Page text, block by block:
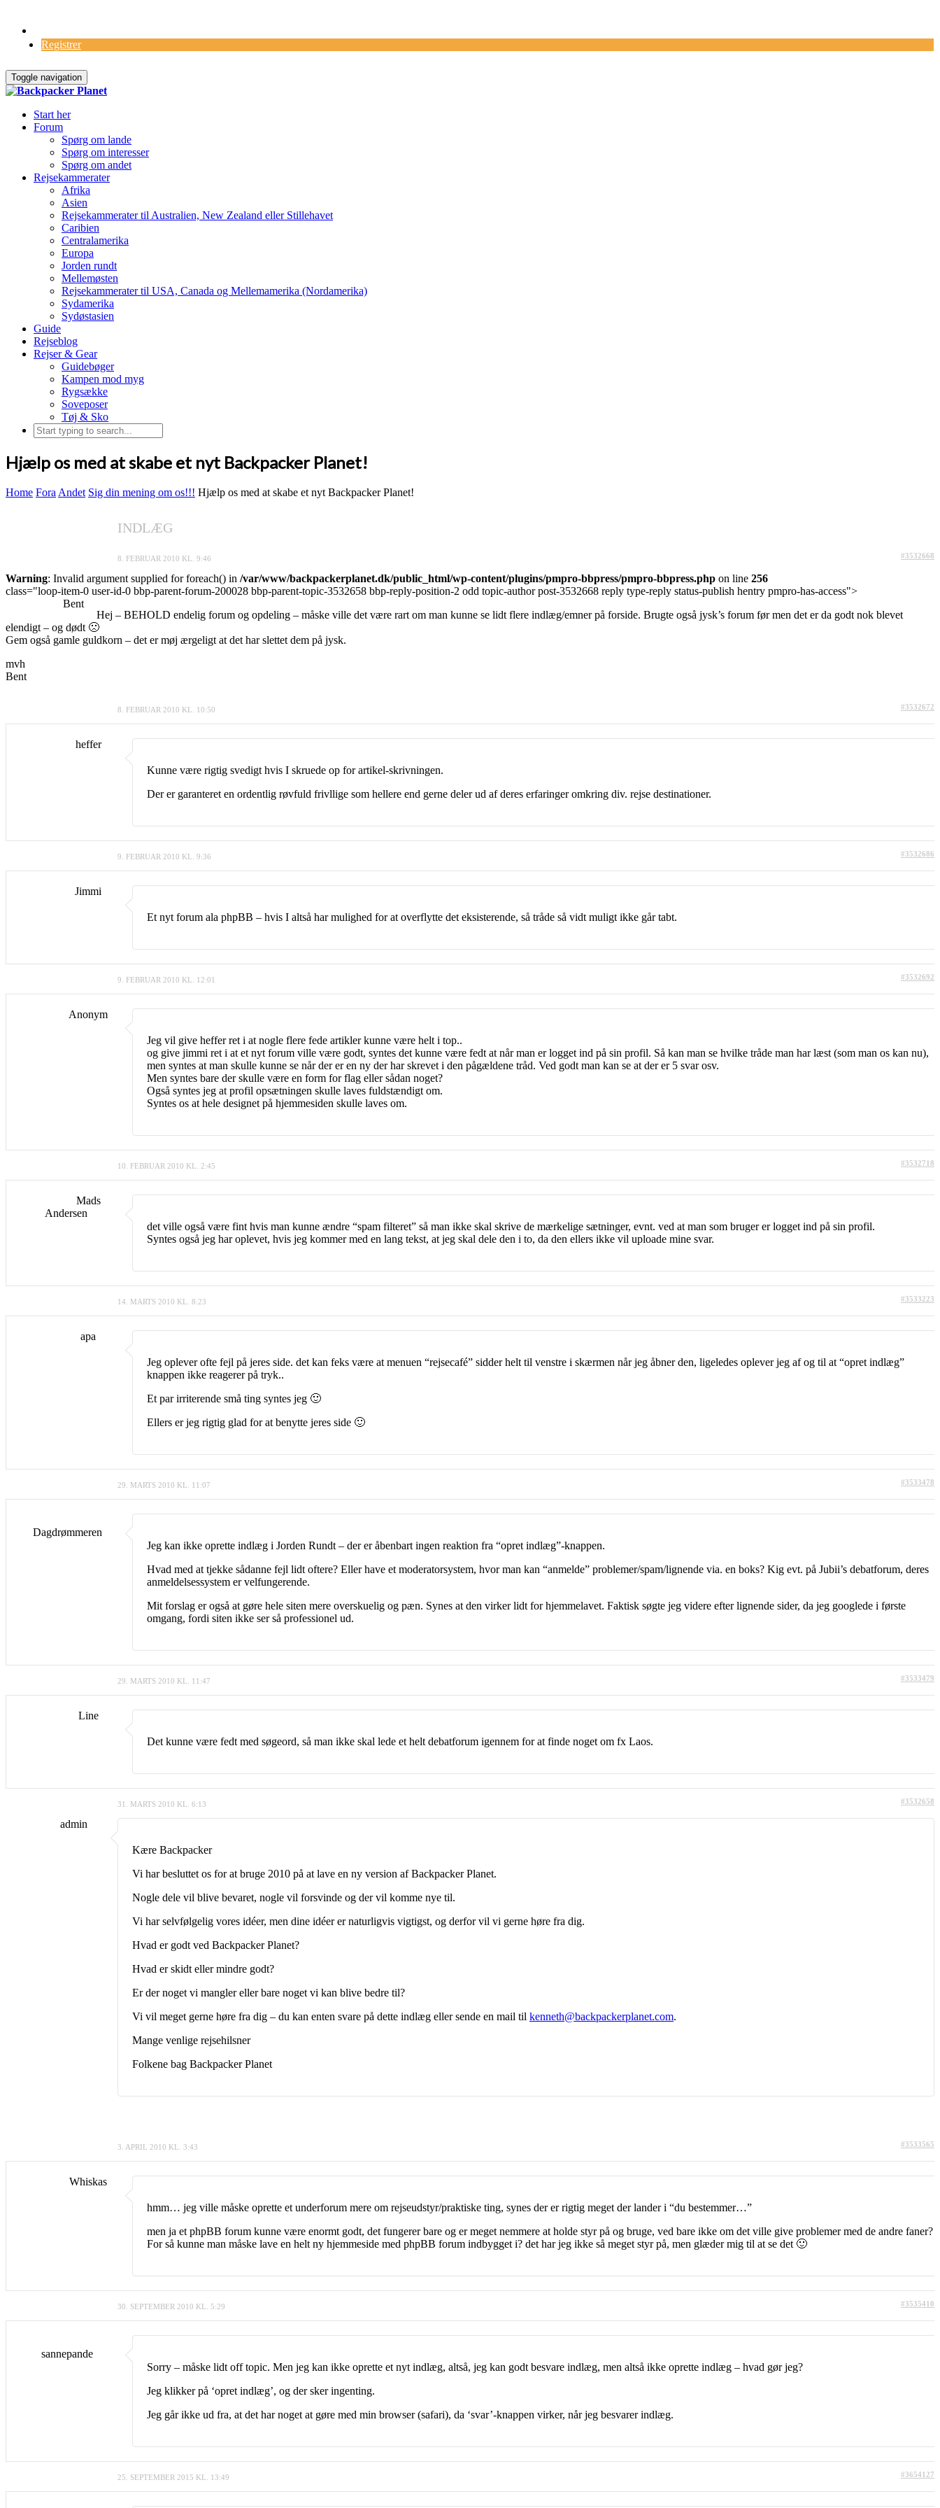
Registrer
Toggle navigation
Start her
Forum
Spørg om lande
Spørg om interesser
Spørg om andet
Rejsekammerater
Afrika
Asien
Rejsekammerater til Australien, New Zealand eller Stillehavet
Caribien
Centralamerika
Europa
Jorden rundt
Mellemøsten
Rejsekammerater til USA, Canada og Mellemamerika (Nordamerika)
Sydamerika
Sydøstasien
Guide
Rejseblog
Rejser & Gear
Guidebøger
Kampen mod myg
Rygsække
Soveposer
Tøj & Sko
Hjælp os med at skabe et nyt Backpacker Planet!
Home Fora Andet Sig din mening om os!!! Hjælp os med at skabe et nyt Backpacker Planet!
INDLÆG
8. FEBRUAR 2010 KL. 9:46 #3532668
Warning: Invalid argument supplied for foreach() in /var/www/backpackerplanet.dk/public_html/wp-content/plugins/pmpro-bbpress/pmpro-bbpress.php on line 256
class="loop-item-0 user-id-0 bbp-parent-forum-200028 bbp-parent-topic-3532658 bbp-reply-position-2 odd topic-author post-3532668 reply type-reply status-publish hentry pmpro-has-access">
Bent
Hej – BEHOLD endelig forum og opdeling – måske ville det være rart om man kunne se lidt flere indlæg/emner på forside. Brugte også jysk’s forum før men det er da godt nok blevet
elendigt – og dødt 🙁
Gem også gamle guldkorn – det er møj ærgeligt at det har slettet dem på jysk.
mvh
Bent
8. FEBRUAR 2010 KL. 10:50 #3532672
heffer
Kunne være rigtig svedigt hvis I skruede op for artikel-skrivningen.
Der er garanteret en ordentlig røvfuld frivllige som hellere end gerne deler ud af deres erfaringer omkring div. rejse destinationer.
9. FEBRUAR 2010 KL. 9:36 #3532686
Jimmi
Et nyt forum ala phpBB – hvis I altså har mulighed for at overflytte det eksisterende, så tråde så vidt muligt ikke går tabt.
9. FEBRUAR 2010 KL. 12:01 #3532692
Anonym
Jeg vil give heffer ret i at nogle flere fede artikler kunne være helt i top..
og give jimmi ret i at et nyt forum ville være godt, syntes det kunne være fedt at når man er logget ind på sin profil. Så kan man se hvilke tråde man har læst (som man os kan nu),
men syntes at man skulle kunne se når der er en ny der har skrevet i den pågældene tråd. Ved godt man kan se at der er 5 svar osv.
Men syntes bare der skulle være en form for flag eller sådan noget?
Også syntes jeg at profil opsætningen skulle laves fuldstændigt om.
Syntes os at hele designet på hjemmesiden skulle laves om.
10. FEBRUAR 2010 KL. 2:45 #3532718
Mads
Andersen
det ville også være fint hvis man kunne ændre “spam filteret” så man ikke skal skrive de mærkelige sætninger, evnt. ved at man som bruger er logget ind på sin profil.
Syntes også jeg har oplevet, hvis jeg kommer med en lang tekst, at jeg skal dele den i to, da den ellers ikke vil uploade mine svar.
14. MARTS 2010 KL. 8:23 #3533223
apa
Jeg oplever ofte fejl på jeres side. det kan feks være at menuen “rejsecafé” sidder helt til venstre i skærmen når jeg åbner den, ligeledes oplever jeg af og til at “opret indlæg”
knappen ikke reagerer på tryk..
Et par irriterende små ting syntes jeg 🙂
Ellers er jeg rigtig glad for at benytte jeres side 🙂
29. MARTS 2010 KL. 11:07 #3533478
Dagdrømmeren
Jeg kan ikke oprette indlæg i Jorden Rundt – der er åbenbart ingen reaktion fra “opret indlæg”-knappen.
Hvad med at tjekke sådanne fejl lidt oftere? Eller have et moderatorsystem, hvor man kan “anmelde” problemer/spam/lignende via. en boks? Kig evt. på Jubii’s debatforum, deres
anmeldelsessystem er velfungerende.
Mit forslag er også at gøre hele siten mere overskuelig og pæn. Synes at den virker lidt for hjemmelavet. Faktisk søgte jeg videre efter lignende sider, da jeg googlede i første
omgang, fordi siten ikke ser så professionel ud.
29. MARTS 2010 KL. 11:47 #3533479
Line
Det kunne være fedt med søgeord, så man ikke skal lede et helt debatforum igennem for at finde noget om fx Laos.
31. MARTS 2010 KL. 6:13 #3532658
admin
Kære Backpacker
Vi har besluttet os for at bruge 2010 på at lave en ny version af Backpacker Planet.
Nogle dele vil blive bevaret, nogle vil forsvinde og der vil komme nye til.
Vi har selvfølgelig vores idéer, men dine idéer er naturligvis vigtigst, og derfor vil vi gerne høre fra dig.
Hvad er godt ved Backpacker Planet?
Hvad er skidt eller mindre godt?
Er der noget vi mangler eller bare noget vi kan blive bedre til?
Vi vil meget gerne høre fra dig – du kan enten svare på dette indlæg eller sende en mail til kenneth@backpackerplanet.com.
Mange venlige rejsehilsner
Folkene bag Backpacker Planet
3. APRIL 2010 KL. 3:43 #3533565
Whiskas
hmm… jeg ville måske oprette et underforum mere om rejseudstyr/praktiske ting, synes der er rigtig meget der lander i “du bestemmer…”
men ja et phpBB forum kunne være enormt godt, det fungerer bare og er meget nemmere at holde styr på og bruge, ved bare ikke om det ville give problemer med de andre faner?
For så kunne man måske lave en helt ny hjemmeside med phpBB forum indbygget i? det har jeg ikke så meget styr på, men glæder mig til at se det 🙂
30. SEPTEMBER 2010 KL. 5:29 #3535410
sannepande
Sorry – måske lidt off topic. Men jeg kan ikke oprette et nyt indlæg, altså, jeg kan godt besvare indlæg, men altså ikke oprette indlæg – hvad gør jeg?
Jeg klikker på ‘opret indlæg’, og der sker ingenting.
Jeg går ikke ud fra, at det har noget at gøre med min browser (safari), da ‘svar’-knappen virker, når jeg besvarer indlæg.
25. SEPTEMBER 2015 KL. 13:49 #3654127